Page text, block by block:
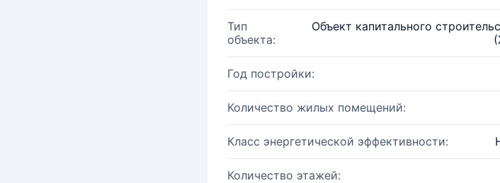
Тип
объекта:
Объект капитального
Год постройки:
Количество жилых помещений:
Класс энергетической эффективности:
Количество этажей: